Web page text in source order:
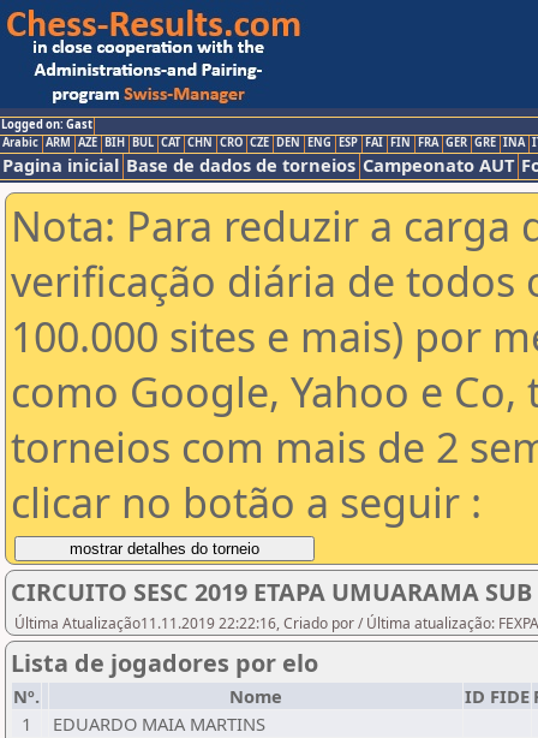
Logged on: Gast
Arabic ARM AZE BIH BUL CAT CHN CRO CZE DEN ENG ESP FAI FIN FRA GER GRE INA
Pagina inicial Base de dados de torneios Campeonato AUT
Nota: Para reduzir a carga
verificação diária de todos
100.000 sites e mais) por
como Google, Yahoo e
torneios com mais de 2
clicar no botão a seguir :
CIRCUITO SESC 2019 ETAPA UMUARAMA
Última Atualização11.11.2019 22:22:16, Criado por / Última atualização:
Lista de jogadores por elo
Nº. Nome ID FIDE
1
EDUARDO MAIA MARTINS